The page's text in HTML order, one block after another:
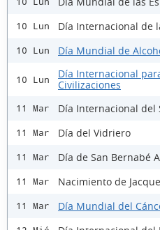
10 Lun Día Internacional de
10 Lun Día Mundial de
10 Lun
Día Internacional
Civilizaciones
11 Mar Día Internacional del
11 Mar Día del Vidriero
11 Mar Día de San Bernabé
11 Mar Nacimiento de
11 Mar Día Mundial del